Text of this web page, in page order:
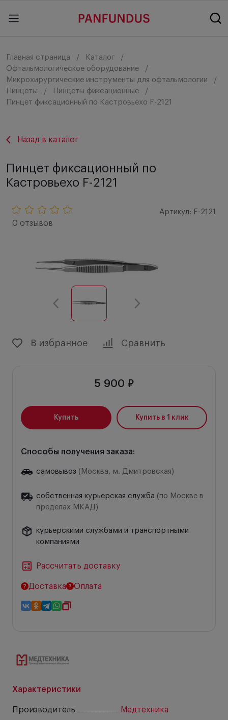
Главная страница
Каталог
Офтальмологическое оборудование
Микрохирургические инструменты для офтальмологии
Пинцеты
Пинцеты фиксационные
Пинцет фиксационный по Кастровьехо F-2121
Назад в каталог
Пинцет фиксационный по
Кастровьехо F-2121
0 отзывов
Артикул: F-2121
В избранное Сравнить
Характеристики
Производитель Медтехника
5 900 ₽
Купить Купить в 1 клик
Способы получения заказа:
самовывоз (Москва, м. Дмитровская)
собственная курьерская служба (по Москве в
пределах МКАД)
курьерскими службами и транспортными
компаниями
Рассчитать доставку
Доставка Оплата